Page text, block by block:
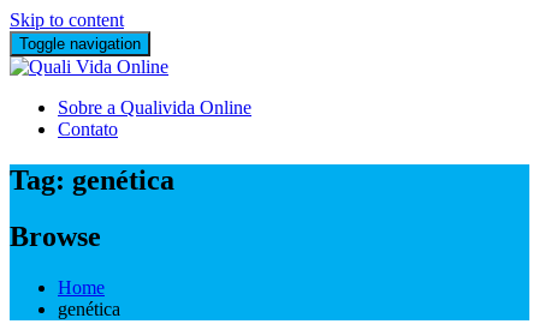
Skip to content
Toggle navigation
Sobre a Qualivida Online
Contato
Tag: genética
Browse
Home
genética